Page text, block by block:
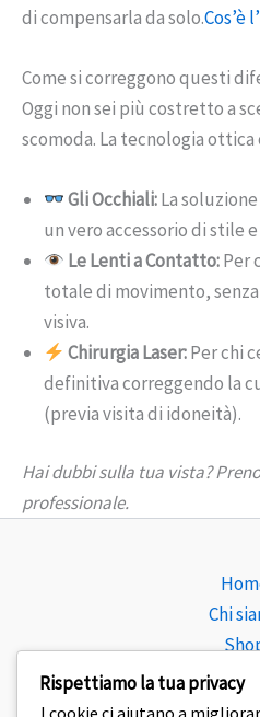
di compensarla da solo.Cos’è
Come si correggono questi
Oggi non sei più costretto a
scomoda. La tecnologia
Gli Occhiali:La
un vero accessorio di stile
Le Lenti a Contatto:Per
totale di movimento,
visiva.
Chirurgia Laser:Per chi
definitiva correggendo la
(previa visita di idoneità).
Hai dubbi sulla tua vista?
professionale.
Chi
Rispettiamo la tua privacy